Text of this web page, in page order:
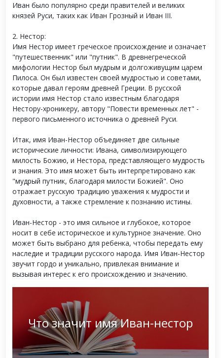
Иван было популярно среди правителей и великих
князей Руси, таких как Иван Грозный и Иван III.
2. Нестор:
Имя Нестор имеет греческое происхождение и означает
"путешественник" или "путник". В древнегреческой
мифологии Нестор был мудрым и долгоживущим царем
Пилоса. Он был известен своей мудростью и советами,
которые давал героям древней Греции. В русской
истории имя Нестор стало известным благодаря
Нестору-хроникеру, автору "Повести временных лет" -
первого письменного источника о древней Руси.
Итак, имя Иван-Нестор объединяет две сильные
исторические личности: Ивана, символизирующего
милость Божию, и Нестора, представляющего мудрость
и знания. Это имя может быть интерпретировано как
"мудрый путник, благодаря милости Божией". Оно
отражает русскую традицию уважения к мудрости и
духовности, а также стремление к познанию истины.
Иван-Нестор - это имя сильное и глубокое, которое
носит в себе историческое и культурное значение. Оно
может быть выбрано для ребенка, чтобы передать ему
наследие и традиции русского народа. Имя Иван-Нестор
звучит гордо и уникально, привлекая внимание и
вызывая интерес к его происхождению и значению.
Что значит имя Иван-нестор